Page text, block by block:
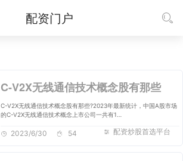
配资门户
C-V2X无线通信技术概念股有那些
C-V2X无线通信技术概念股有那些?2023年最新统计，中国A股市场
的C-V2X无线通信技术概念上市公司一共有1…
配资炒股首选平台
2023/6/30 54